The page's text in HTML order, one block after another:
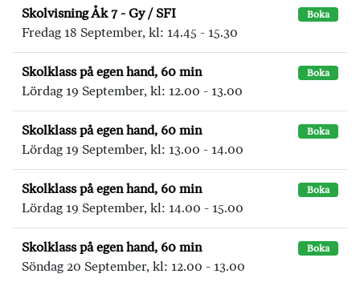
Skolvisning Åk 7 - Gy / SFI Boka
Fredag 18 September, kl: 14.45 - 15.30
Skolklass på egen hand, 60 min Boka
Lördag 19 September, kl: 12.00 - 13.00
Skolklass på egen hand, 60 min Boka
Lördag 19 September, kl: 13.00 - 14.00
Skolklass på egen hand, 60 min Boka
Lördag 19 September, kl: 14.00 - 15.00
Skolklass på egen hand, 60 min Boka
Söndag 20 September, kl: 12.00 - 13.00